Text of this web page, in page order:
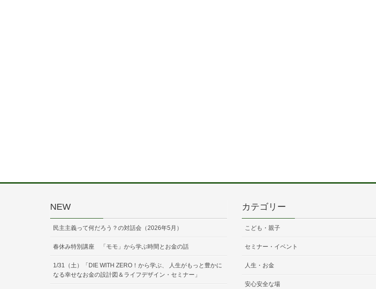
NEW
民主主義って何だろう？の対話会（2026年5月）
春休み特別講座 「モモ」から学ぶ時間とお金の話
1/31（土）「DIE WITH ZERO！から学ぶ、 人生がもっと豊かに
なる幸せなお金の設計図＆ライフデザイン・セミナー」
カテゴリー
こども・親子
セミナー・イベント
人生・お金
安心安全な場